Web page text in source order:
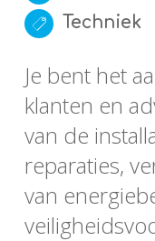
Techniek
Je bent het
klanten en
van de
reparaties,
van